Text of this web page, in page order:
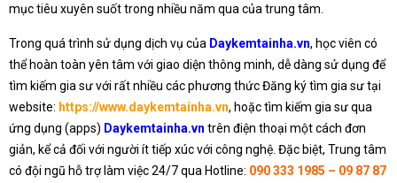
mục tiêu xuyên suốt trong nhiều năm qua của trung tâm.
Trong quá trình sử dụng dịch vụ của Daykemtainha.vn, học viên có
thể hoàn toàn yên tâm với giao diện thông minh, dễ dàng sử dụng để
tìm kiếm gia sư với rất nhiều các phương thức Đăng ký tìm gia sư tại
website: https://www.daykemtainha.vn, hoặc tìm kiếm gia sư qua
ứng dụng (apps) Daykemtainha.vn trên điện thoại một cách đơn
giản, kể cả đối với người ít tiếp xúc với công nghệ. Đặc biệt, Trung tâm
có đội ngũ hỗ trợ làm việc 24/7 qua Hotline: 090 333 1985 – 09 87 87